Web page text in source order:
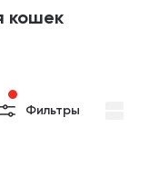
кошек
Фильтры